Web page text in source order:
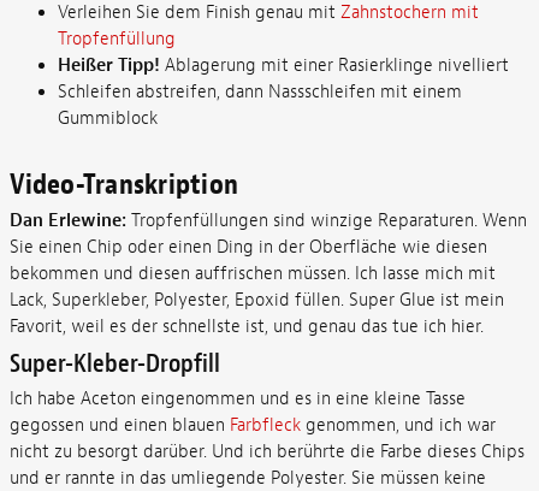
Verleihen Sie dem Finish genau mit Zahnstochern mit
Tropfenfüllung
Heißer Tipp! Ablagerung mit einer Rasierklinge nivelliert
Schleifen abstreifen, dann Nassschleifen mit einem
Gummiblock
Video-Transkription
Dan Erlewine: Tropfenfüllungen sind winzige Reparaturen. Wenn
Sie einen Chip oder einen Ding in der Oberfläche wie diesen
bekommen und diesen auffrischen müssen. Ich lasse mich mit
Lack, Superkleber, Polyester, Epoxid füllen. Super Glue ist mein
Favorit, weil es der schnellste ist, und genau das tue ich hier.
Super-Kleber-Dropfill
Ich habe Aceton eingenommen und es in eine kleine Tasse
gegossen und einen blauen Farbfleckgenommen, und ich war
nicht zu besorgt darüber. Und ich berührte die Farbe dieses Chips
und er rannte in das umliegende Polyester. Sie müssen keine